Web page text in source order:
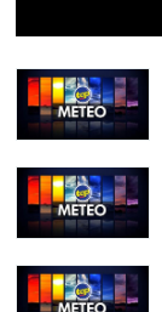
Main picture
Main picture
Main picture